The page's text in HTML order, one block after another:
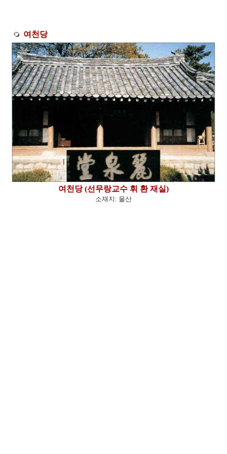
여천당
여천당 (선무랑교수 휘 환 재실)
소재지: 울산